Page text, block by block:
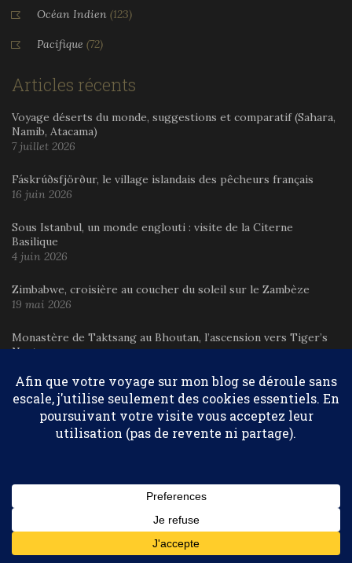
Océan Indien (123)
Pacifique (72)
Articles récents
Voyage déserts du monde, suggestions et comparatif (Sahara,
Namib, Atacama)
7 juillet 2026
Fáskrúðsfjörður, le village islandais des pêcheurs français
16 juin 2026
Sous Istanbul, un monde englouti : visite de la Citerne
Basilique
4 juin 2026
Zimbabwe, croisière au coucher du soleil sur le Zambèze
19 mai 2026
Monastère de Taktsang au Bhoutan, l’ascension vers Tiger’s
Nest
Vos réactions
Guide complet de Tromsø, Norvège : activités, aurores
dansRiviera Maya : Playa del Carmen
LarnierdansRiviera Maya : Playa del Carmen ou Tulum,
Confidentialité et cookies : ce site utilise des cookies. En continuant à
Pour en savoir plus, notamment sur la façon de contrôler les
Politique relative aux cookies